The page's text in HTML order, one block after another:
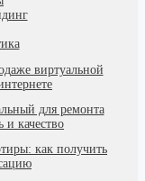
виртуальной
для ремонта
и качество
как получить